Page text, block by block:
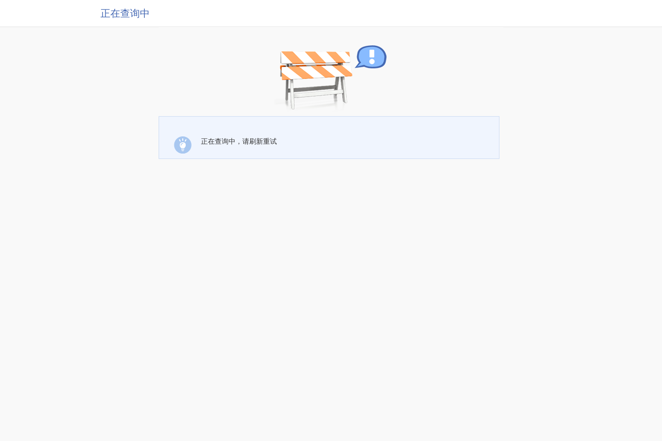
正在查询中
正在查询中，请刷新重试